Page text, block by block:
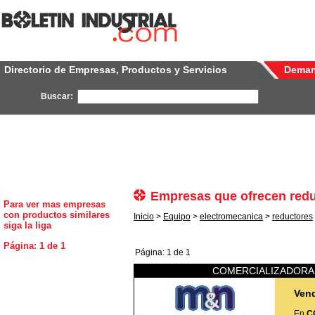
Directorio de Empresas, Productos y Servicios
Buscar:
Para ver mas empresas
con productos similares
siga la liga
Página: 1 de 1
Empresas que ofrecen
Inicio > Equipo > electromecanica > reductores
Página: 1 de 1